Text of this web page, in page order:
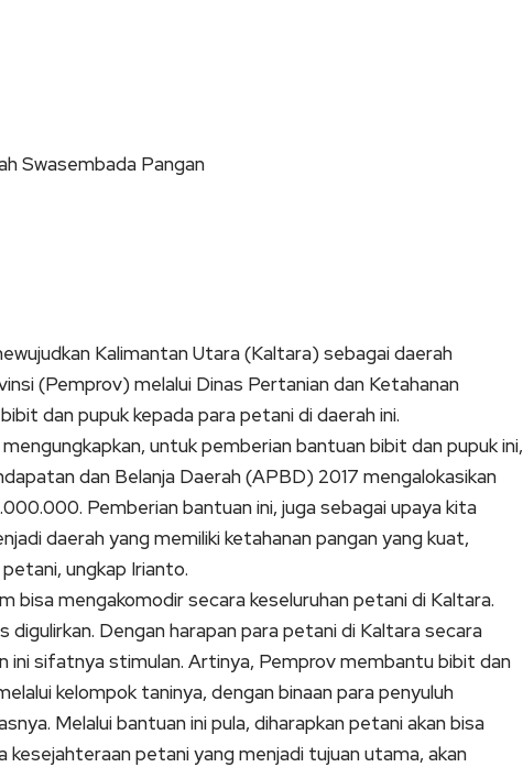
Swasembada Pangan
Kalimantan Utara (Kaltara) sebagai daerah
(Pemprov) melalui Dinas Pertanian dan Ketahanan
dan pupuk kepada para petani di daerah ini.
untuk pemberian bantuan bibit dan pupuk ini,
dan Belanja Daerah (APBD) 2017 mengalokasikan
Pemberian bantuan ini, juga sebagai upaya kita
daerah yang memiliki ketahanan pangan yang kuat,
ungkap Irianto.
bisa mengakomodir secara keseluruhan petani di Kaltara.
Dengan harapan para petani di Kaltara secara
ini sifatnya stimulan. Artinya, Pemprov membantu bibit dan
kelompok taninya, dengan binaan para penyuluh
Melalui bantuan ini pula, diharapkan petani akan bisa
kesejahteraan petani yang menjadi tujuan utama, akan